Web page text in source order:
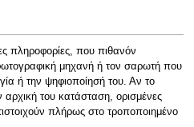
πληροφορίες, που πιθανόν
μηχανή ή τον σαρωτή που
ή την ψηφιοποίησή του. Αν το
αρχική του κατάσταση, ορισμένες
πλήρως στο τροποποιημένο